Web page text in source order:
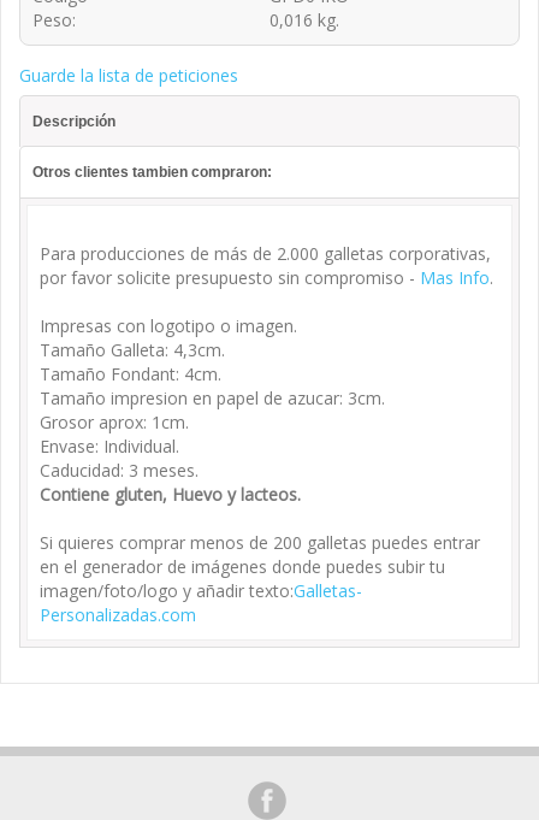
Peso:
0,016 kg.
Guarde la lista de peticiones
Descripción
Otros clientes tambien compraron:
Para producciones de más de 2.000 galletas corporativas,
por favor solicite presupuesto sin compromiso - Mas Info.
Impresas con logotipo o imagen.
Tamaño Galleta: 4,3cm.
Tamaño Fondant: 4cm.
Tamaño impresion en papel de azucar: 3cm.
Grosor aprox: 1cm.
Envase: Individual.
Caducidad: 3 meses.
Contiene gluten, Huevo y lacteos.
Si quieres comprar menos de 200 galletas puedes entrar
en el generador de imágenes donde puedes subir tu
imagen/foto/logo y añadir texto:Galletas-
Personalizadas.com